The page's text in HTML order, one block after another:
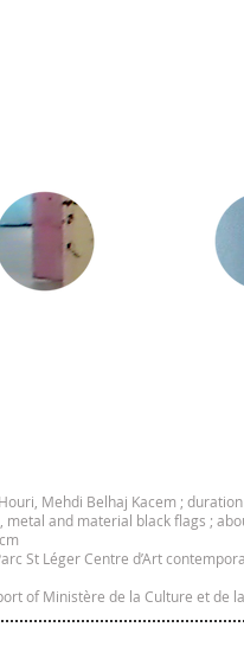
Mehdi Belhaj Kacem ;
and material black flags ;
St Léger Centre d’Art
of Ministère de la Culture et de